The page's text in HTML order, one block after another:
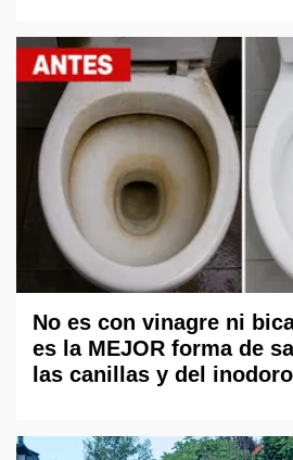
No es con vinagre ni
es la MEJOR forma de
las canillas y del inodoro